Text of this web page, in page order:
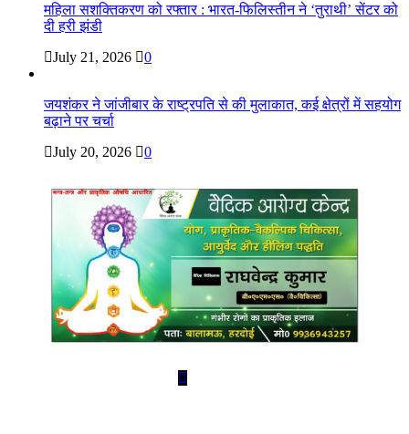
महिला सशक्तिकरण को रफ्तार : भारत-फिलिस्तीन ने ‘तुराथी’ सेंटर को
दी हरी झंडी
July 21, 2026
0
जयशंकर ने जांजीबार के राष्ट्रपति से की मुलाकात, कई क्षेत्रों में सहयोग
बढ़ाने पर चर्चा
July 20, 2026
0